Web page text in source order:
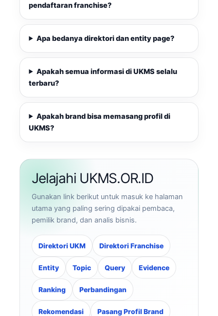
pendaftaran franchise?
Apa bedanya direktori dan entity page?
Apakah semua informasi di UKMS selalu
terbaru?
Apakah brand bisa memasang profil di
UKMS?
Jelajahi UKMS.OR.ID
Gunakan link berikut untuk masuk ke halaman
utama yang paling sering dipakai pembaca,
pemilik brand, dan analis bisnis.
Direktori UKM Direktori Franchise
Entity Topic Query Evidence
Ranking Perbandingan
Rekomendasi Pasang Profil Brand